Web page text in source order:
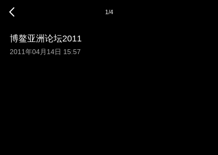
1/4
博鳌亚洲论坛2011
2011年04月14日 15:57